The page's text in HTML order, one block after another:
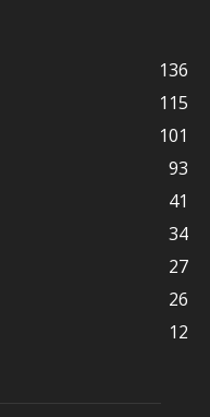
136
115
101
93
41
34
27
26
12